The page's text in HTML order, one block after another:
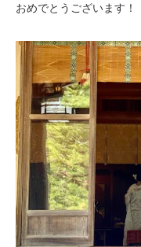
おめでとうございます！